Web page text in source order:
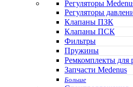
Регуляторы
Регуляторы
Клапаны ПЗК
Клапаны ПСК
Фильтры
Пружины
Ремкомплекты для
Запчасти Medenus
Больше